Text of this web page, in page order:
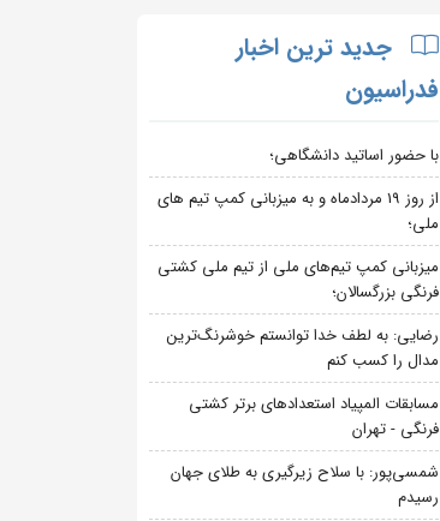
جدید ترین اخبار
فدراسیون
با حضور اساتید دانشگاهی؛
از روز 19 مردادماه و به میزبانی کمپ تیم های
ملی؛
میزبانی کمپ تیم‌های ملی از تیم ملی کشتی
فرنگی بزرگسالان؛
رضایی: به لطف خدا توانستم خوشرنگ‌ترین
مدال را کسب کنم
مسابقات المپیاد استعدادهای برتر کشتی
فرنگی - تهران
شمسی‌پور: با سلاح زیرگیری به طلای جهان
رسیدم